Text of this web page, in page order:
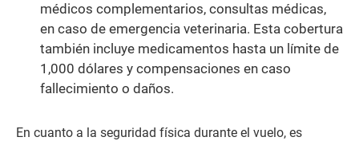
médicos complementarios, consultas médicas,
en caso de emergencia veterinaria. Esta cobertura
también incluye medicamentos hasta un límite de
1,000 dólares y compensaciones en caso
fallecimiento o daños.
En cuanto a la seguridad física durante el vuelo, es